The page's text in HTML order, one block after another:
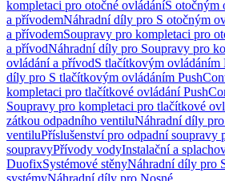
kompletaci pro otočné ovládáníS otočným
a přívodemNáhradní díly pro S otočným
a přívodemSoupravy pro kompletaci pro
a přívodNáhradní díly pro Soupravy pro
ovládání a přívodS tlačítkovým ovládáním
díly pro S tlačítkovým ovládáním
kompletaci pro tlačítkové ovládání
Soupravy pro kompletaci pro tlačítkové
zátkou odpadního ventiluNáhradní díly
ventiluPříslušenství pro odpadní soupravy
soupravyPřívody vodyInstalační a
DuofixSystémové stěnyNáhradní díly pro
systémyNáhradní díly pro Nosné